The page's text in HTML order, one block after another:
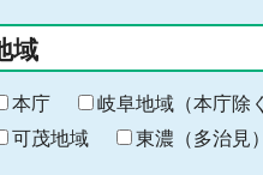
域
本庁 岐阜地域（本庁除
可茂地域
東濃（多治見